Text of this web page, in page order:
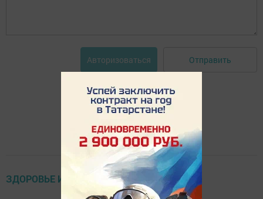
Авторизоваться Отправить
ЗДОРОВЬЕ И ОКРУЖАЮЩАЯ СРЕДА